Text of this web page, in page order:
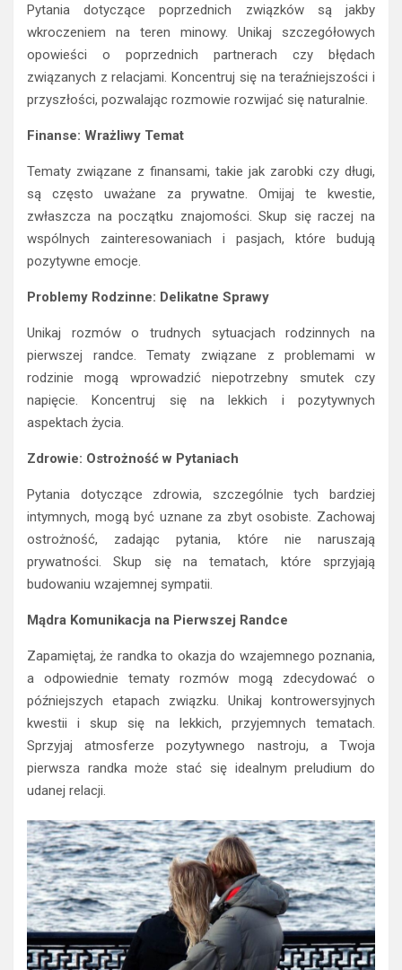
Pytania dotyczące poprzednich związków są jakby
wkroczeniem na teren minowy. Unikaj szczegółowych
opowieści o poprzednich partnerach czy błędach
związanych z relacjami. Koncentruj się na teraźniejszości i
przyszłości, pozwalając rozmowie rozwijać się naturalnie.
Finanse: Wrażliwy Temat
Tematy związane z finansami, takie jak zarobki czy długi,
są często uważane za prywatne. Omijaj te kwestie,
zwłaszcza na początku znajomości. Skup się raczej na
wspólnych zainteresowaniach i pasjach, które budują
pozytywne emocje.
Problemy Rodzinne: Delikatne Sprawy
Unikaj rozmów o trudnych sytuacjach rodzinnych na
pierwszej randce. Tematy związane z problemami w
rodzinie mogą wprowadzić niepotrzebny smutek czy
napięcie. Koncentruj się na lekkich i pozytywnych
aspektach życia.
Zdrowie: Ostrożność w Pytaniach
Pytania dotyczące zdrowia, szczególnie tych bardziej
intymnych, mogą być uznane za zbyt osobiste. Zachowaj
ostrożność, zadając pytania, które nie naruszają
prywatności. Skup się na tematach, które sprzyjają
budowaniu wzajemnej sympatii.
Mądra Komunikacja na Pierwszej Randce
Zapamiętaj, że randka to okazja do wzajemnego poznania,
a odpowiednie tematy rozmów mogą zdecydować o
późniejszych etapach związku. Unikaj kontrowersyjnych
kwestii i skup się na lekkich, przyjemnych tematach.
Sprzyjaj atmosferze pozytywnego nastroju, a Twoja
pierwsza randka może stać się idealnym preludium do
udanej relacji.